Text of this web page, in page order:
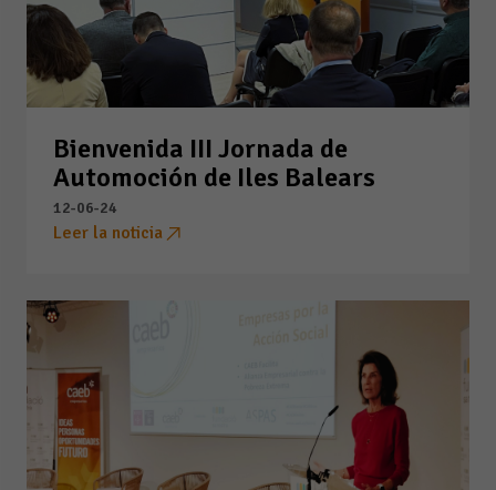
Bienvenida III Jornada de
Automoción de Iles Balears
12-06-24
Leer la noticia